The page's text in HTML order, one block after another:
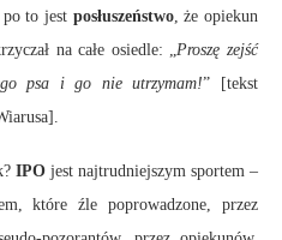
to jest posłuszeństwo, że opiekun
na całe osiedle: „ Proszę zejść
psa i go nie utrzymam!” [tekst
IPO jest najtrudniejszym sportem –
które źle poprowadzone, przez